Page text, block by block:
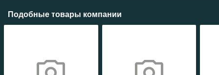
Подобные товары компании